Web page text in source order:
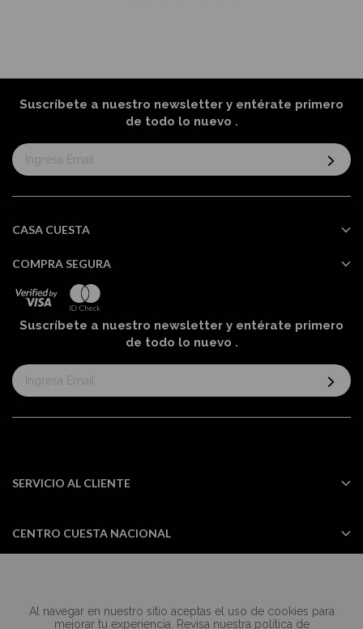
Al navegar en nuestro sitio aceptas el uso de cookies para
mejorar tu experiencia. Revisa nuestra política de
Suscríbete a nuestro newsletter y entérate primero
de todo lo nuevo .
Suscríbase
al
informativo:
CASA CUESTA
COMPRA SEGURA
Suscríbete a nuestro newsletter y entérate primero
de todo lo nuevo .
Suscríbase
al
informativo:
SERVICIO AL CLIENTE
CENTRO CUESTA NACIONAL
Todos los derechos reservados Casa